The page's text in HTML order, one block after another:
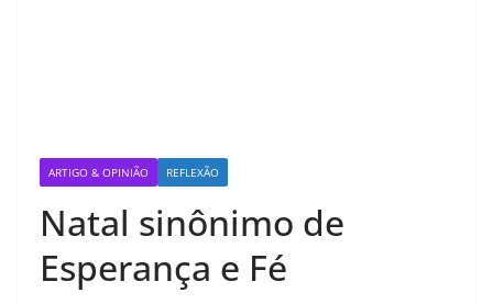
ARTIGO & OPINIÃO REFLEXÃO
Natal sinônimo de
Esperança e Fé